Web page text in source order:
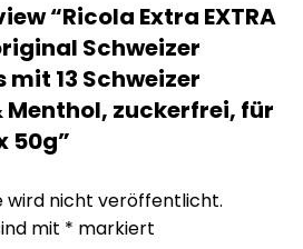
“Ricola Extra EXTRA
Schweizer
13 Schweizer
zuckerfrei, für
50g”
wird nicht veröffentlicht.
mit * markiert